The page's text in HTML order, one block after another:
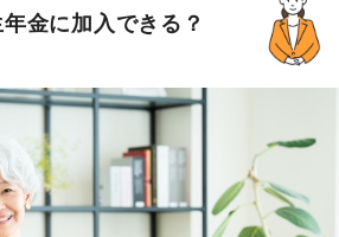
金に加入できる？